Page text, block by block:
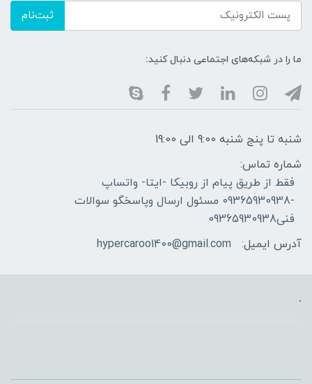
ثبت‌نام
ما را در شبکه‌های اجتماعی دنبال کنید:
شنبه تا پنج شنبه 9:00 الی 19:00
شماره تماس:
فقط از طریق پیام از روبیکا -ایتا- واتساپ
-09365930938 مسئول ارسال وپاسخگو سوالات
فنی09365930938
آدرس ایمیل:
hypercaroo1400@gmail.com
.